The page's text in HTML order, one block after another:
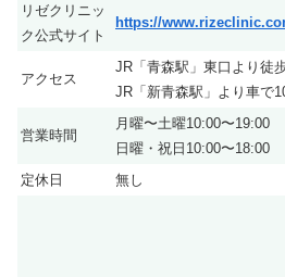
リゼクリニッ
ク公式サイト
https://
アクセス
JR「青森駅」東口より徒
JR「新青森駅」より車で
営業時間
月曜〜土曜10:00〜19:00
日曜・祝日10:00〜18:00
定休日
無し